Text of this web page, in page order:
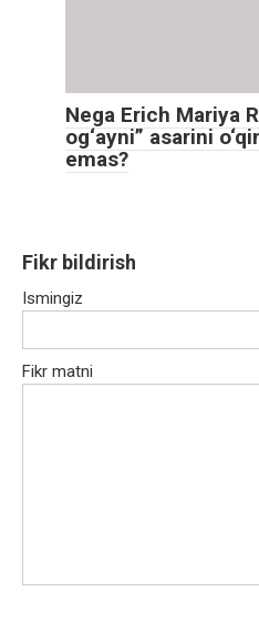
Nega Erich Mariya
og‘ayni” asarini
emas?
Fikr bildirish
Ismingiz
Fikr matni